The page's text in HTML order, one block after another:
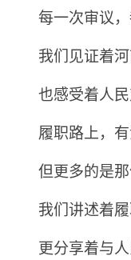
每一次审议，
我们见证着河
也感受着人民
履职路上，有
但更多的是那
我们讲述着履
更分享着与人